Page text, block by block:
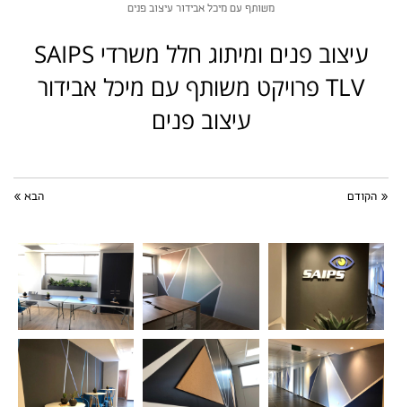
משותף עם מיכל אבידור עיצוב פנים
עיצוב פנים ומיתוג חלל משרדי SAIPS
TLV פרויקט משותף עם מיכל אבידור
עיצוב פנים
« הקודם הבא »